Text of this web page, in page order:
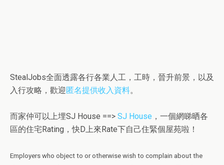
StealJobs全面透露各行各業人工，工時，晉升前景，以及
入行攻略，歡迎 匿名提供收入資料。
而家仲可以上埋SJ House ==> SJ House ，一個網睇晒各
區的住宅Rating，快D上來Rate下自己住緊個屋苑啦！
Employers who object to or otherwise wish to complain about the